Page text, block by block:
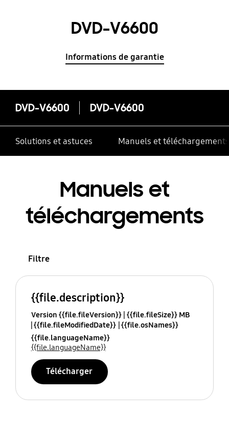
DVD-V6600
Informations de garantie
DVD-V6600 DVD-V6600
Solutions et astuces Manuels et téléchargements
Manuels et
téléchargements
Filtre
{{file.description}}
Version {{file.fileVersion}} {{file.fileSize}} MB
{{file.fileModifiedDate}} {{file.osNames}}
{{file.languageName}}
{{file.languageName}}
Télécharger